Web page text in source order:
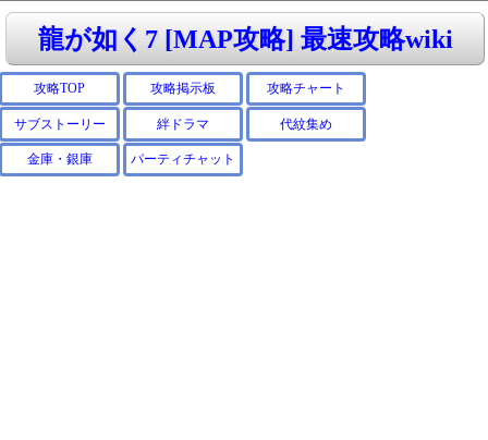
龍が如く7 [MAP攻略] 最速攻略wiki
攻略TOP 攻略掲示板 攻略チャート
サブストーリー 絆ドラマ 代紋集め
金庫・銀庫 パーティチャット